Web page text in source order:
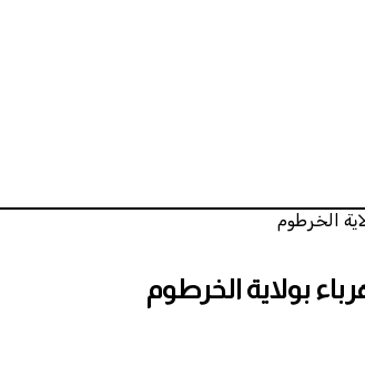
الخرطوم
بولاية الخرطوم